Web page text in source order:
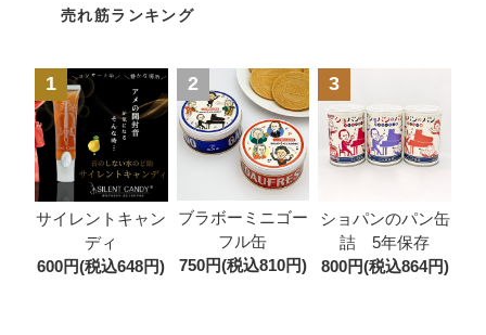
売れ筋ランキング
1
サイレントキャン
ディ
600円(税込648円)
2
ブラボーミニゴー
フル缶
750円(税込810円)
3
ショパンのパン缶
詰 5年保存
800円(税込864円)